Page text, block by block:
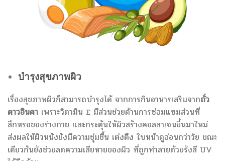
บำรุงสุขภาพผิว
เรื่องสุขภาพผิวก็สามารถบำรุงได้ จากการกินอาหารเสริมจากถั่ว
ดาวอินคา เพราะวิตามิน E มีส่วนช่วยด้านการซ่อมแซมส่วนที่
สึกหรอของร่างกาย และกระตุ้นให้ผิวสร้างคอลลาเจนขึ้นมาใหม่
ส่งผลให้ผิวหนังยังมีความชุ่มชื้น เต่งตึง ใบหน้าดูอ่อนกว่าวัย ขณะ
เดียวกันยังช่วยลดความเสียหายของผิว ที่ถูกทำลายด้วยรังสี UV